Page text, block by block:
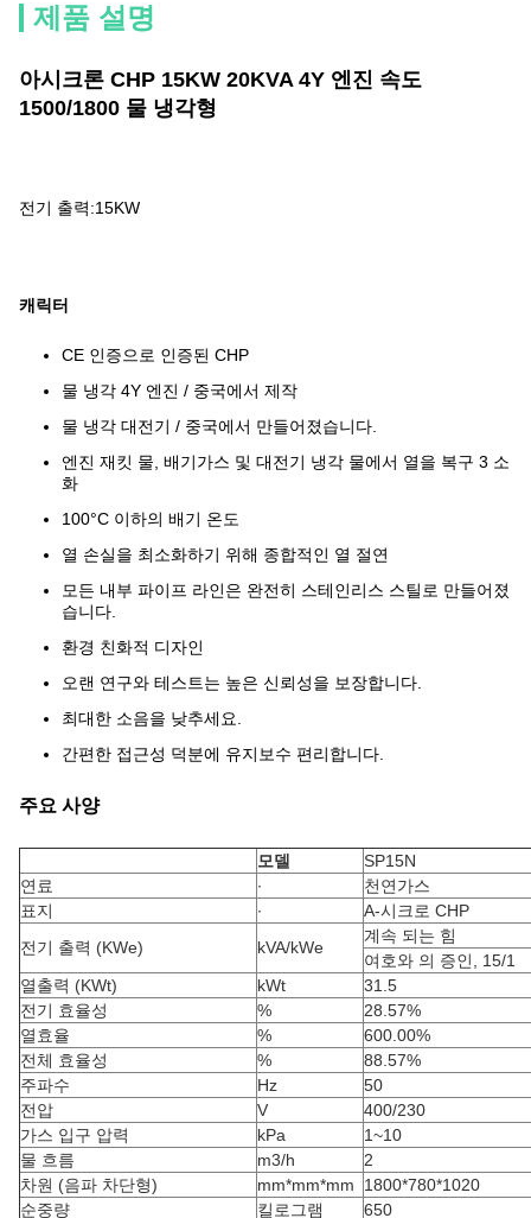
제품 설명
아시크론 CHP 15KW 20KVA 4Y 엔진 속도
1500/1800 물 냉각형
전기 출력:15KW
캐릭터
CE 인증으로 인증된 CHP
물 냉각 4Y 엔진 / 중국에서 제작
물 냉각 대전기 / 중국에서 만들어졌습니다.
엔진 재킷 물, 배기가스 및 대전기 냉각 물에서 열을 복구 3 소
화
100°C 이하의 배기 온도
열 손실을 최소화하기 위해 종합적인 열 절연
모든 내부 파이프 라인은 완전히 스테인리스 스틸로 만들어졌
습니다.
환경 친화적 디자인
오랜 연구와 테스트는 높은 신뢰성을 보장합니다.
최대한 소음을 낮추세요.
간편한 접근성 덕분에 유지보수 편리합니다.
주요 사양
모델
SP15N
연료
∙
천연가스
표지
∙
A-시크로 CHP
전기 출력 (KWe)
kVA/kWe
계속 되는 힘
여호와 의 증인, 15/1
열출력 (KWt)
kWt
31.5
전기 효율성
%
28.57%
열효율
%
600.00%
전체 효율성
%
88.57%
주파수
Hz
50
전압
V
400/230
가스 입구 압력
kPa
1~10
물 흐름
m3/h
2
차원 (음파 차단형)
mm*mm*mm
1800*780*1020
순중량
킬로그램 650